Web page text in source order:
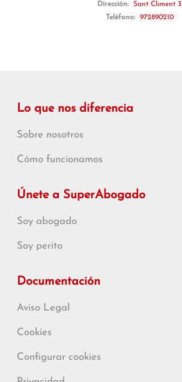
Dirección:
Sant Climent 3
Teléfono:
972890210
Lo que nos diferencia
Sobre nosotros
Cómo funcionamos
Únete a SuperAbogado
Soy abogado
Soy perito
Documentación
Aviso Legal
Cookies
Configurar cookies